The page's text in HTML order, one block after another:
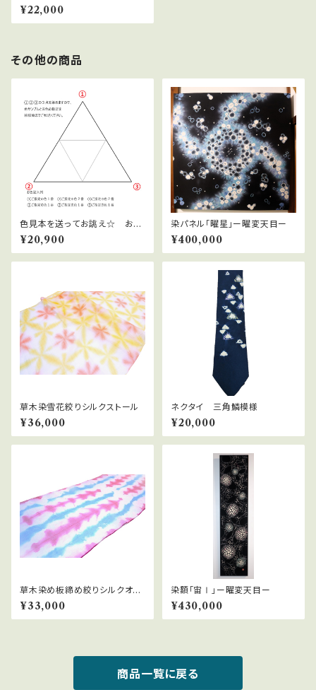
¥22,000
その他の商品
色見本を送ってお誂え☆ お好
きなお色で帯揚げオーダー～雪
花絞り～
¥20,900
染パネル「曜星」ー曜変天目ー
¥400,000
草木染雪花絞りシルクストール
¥36,000
ネクタイ 三角鱗模様
¥20,000
草木染め板締め絞りシルクオー
ガンジーストール
¥33,000
染額「宙Ⅰ」ー曜変天目ー
¥430,000
商品一覧に戻る